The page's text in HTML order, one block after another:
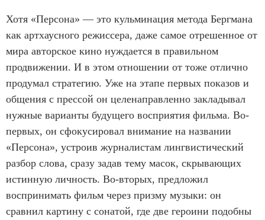
Хотя «Персона» — это кульминация метода Бергмана
как артхаусного режиссера, даже самое отрешенное от
мира авторское кино нуждается в правильном
продвижении. И в этом отношении от тоже отлично
продумал стратегию. Уже на этапе первых показов и
общения с прессой он целенаправленно закладывал
нужные варианты будущего восприятия фильма. Во-
первых, он сфокусировал внимание на названии
«Персона», устроив журналистам лингвистический
разбор слова, сразу задав тему масок, скрывающих
истинную личность. Во-вторых, предложил
воспринимать фильм через призму музыки: он
сравнил картину с сонатой, где две героини подобны